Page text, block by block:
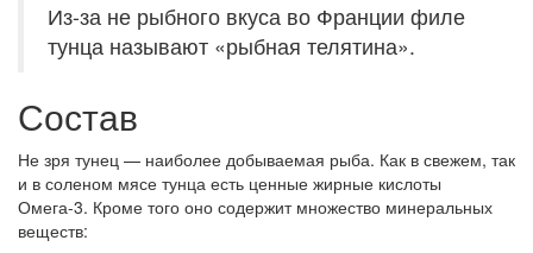
Из-за не рыбного вкуса во Франции филе
тунца называют «рыбная телятина».
Состав
Не зря тунец — наиболее добываемая рыба. Как в свежем, так
и в соленом мясе тунца есть ценные жирные кислоты
Омега-3. Кроме того оно содержит множество минеральных
веществ: